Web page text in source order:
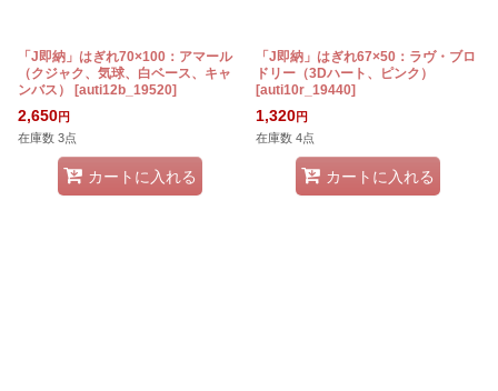
「J即納」はぎれ70×100：アマール
（クジャク、気球、白ベース、キャ
ンバス）
[auti12b_19520]
2,650円
在庫数 3点
カートに入れる
「J即納」はぎれ67×50：ラヴ・ブロ
ドリー（3Dハート、ピンク）
[auti10r_19440]
1,320円
在庫数 4点
カートに入れる